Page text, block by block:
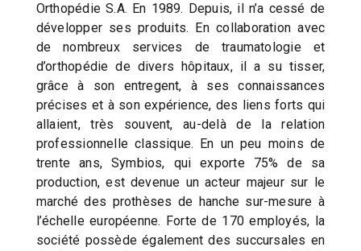
Orthopédie S.A. En 1989. Depuis, il n’a cessé de
développer ses produits. En collaboration avec
de nombreux services de traumatologie et
d’orthopédie de divers hôpitaux, il a su tisser,
grâce à son entregent, à ses connaissances
précises et à son expérience, des liens forts qui
allaient, très souvent, au-delà de la relation
professionnelle classique. En un peu moins de
trente ans, Symbios, qui exporte 75% de sa
production, est devenue un acteur majeur sur le
marché des prothèses de hanche sur-mesure à
l’échelle européenne. Forte de 170 employés, la
société possède également des succursales en